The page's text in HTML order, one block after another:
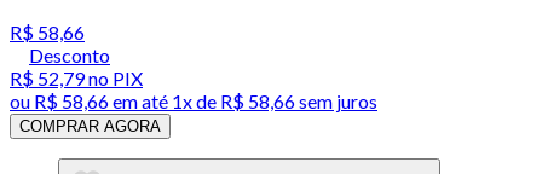
R$ 58,66
Desconto
R$ 52,79no PIX
ou R$ 58,66em até 1x de R$ 58,66sem juros
COMPRAR AGORA